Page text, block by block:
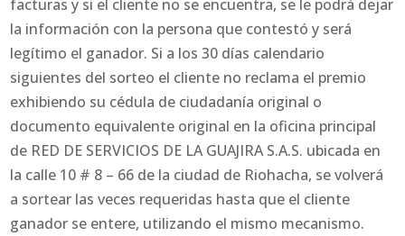
facturas y si el cliente no se encuentra, se le podrá dejar
la información con la persona que contestó y será
legítimo el ganador. Si a los 30 días calendario
siguientes del sorteo el cliente no reclama el premio
exhibiendo su cédula de ciudadanía original o
documento equivalente original en la oficina principal
de RED DE SERVICIOS DE LA GUAJIRA S.A.S. ubicada en
la calle 10 # 8 – 66 de la ciudad de Riohacha, se volverá
a sortear las veces requeridas hasta que el cliente
ganador se entere, utilizando el mismo mecanismo.